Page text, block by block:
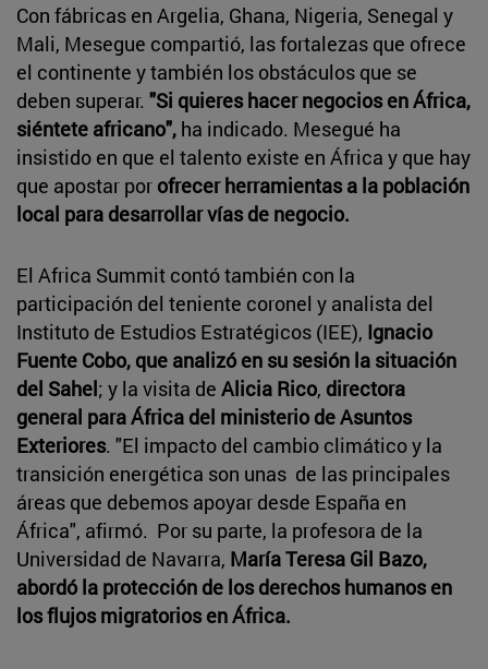
Con fábricas en Argelia, Ghana, Nigeria, Senegal y
Mali, Mesegue compartió, las fortalezas que ofrece
el continente y también los obstáculos que se
deben superar. "Si quieres hacer negocios en África,
siéntete africano", ha indicado. Mesegué ha
insistido en que el talento existe en África y que hay
que apostar por ofrecer herramientas a la población
local para desarrollar vías de negocio.
El Africa Summit contó también con la
participación del teniente coronel y analista del
Instituto de Estudios Estratégicos (IEE), Ignacio
Fuente Cobo, que analizó en su sesión la situación
del Sahel; y la visita de Alicia Rico, directora
general para África del ministerio de Asuntos
Exteriores. "El impacto del cambio climático y la
transición energética son unas de las principales
áreas que debemos apoyar desde España en
África", afirmó. Por su parte, la profesora de la
Universidad de Navarra, María Teresa Gil Bazo,
abordó la protección de los derechos humanos en
los flujos migratorios en África.